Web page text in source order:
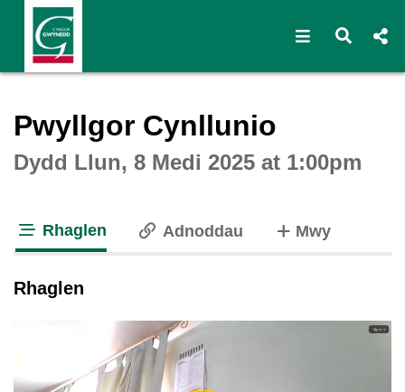
Open Open
Pwyllgor Cynllunio
Dydd Llun, 8 Medi 2025 at 1:00pm
Rhaglen Adnoddau Mwyo dabiau
Rhaglen